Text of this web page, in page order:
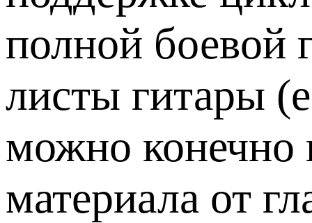
полной боевой
листы гитары
можно конечно
материала от